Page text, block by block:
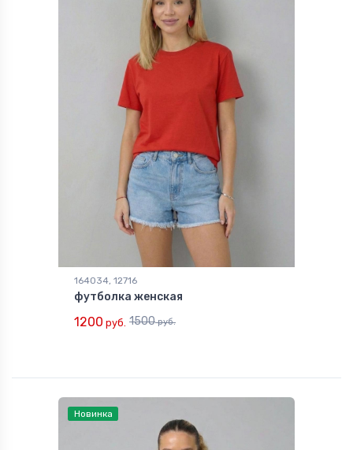
164034, 12716
футболка женская
1200 руб. 1500руб.
Новинка